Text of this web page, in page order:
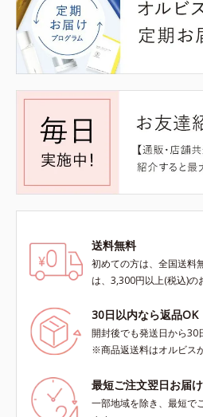
送料無料
初めての方は、全国送料
は、3,300円以上(税込)の
30日以内なら返品OK
開封後でも発送日から30
※商品返送料はオルビス
最短ご注文翌日お届け
一部地域を除き、最短で